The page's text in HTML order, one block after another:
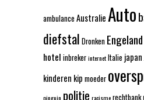
ambulance AustralieAuto
diefstal Dronken Engeland
hotel inbrekerinternetItalie japan
kinderen kip moeder
pinguin politie racismerechtbank